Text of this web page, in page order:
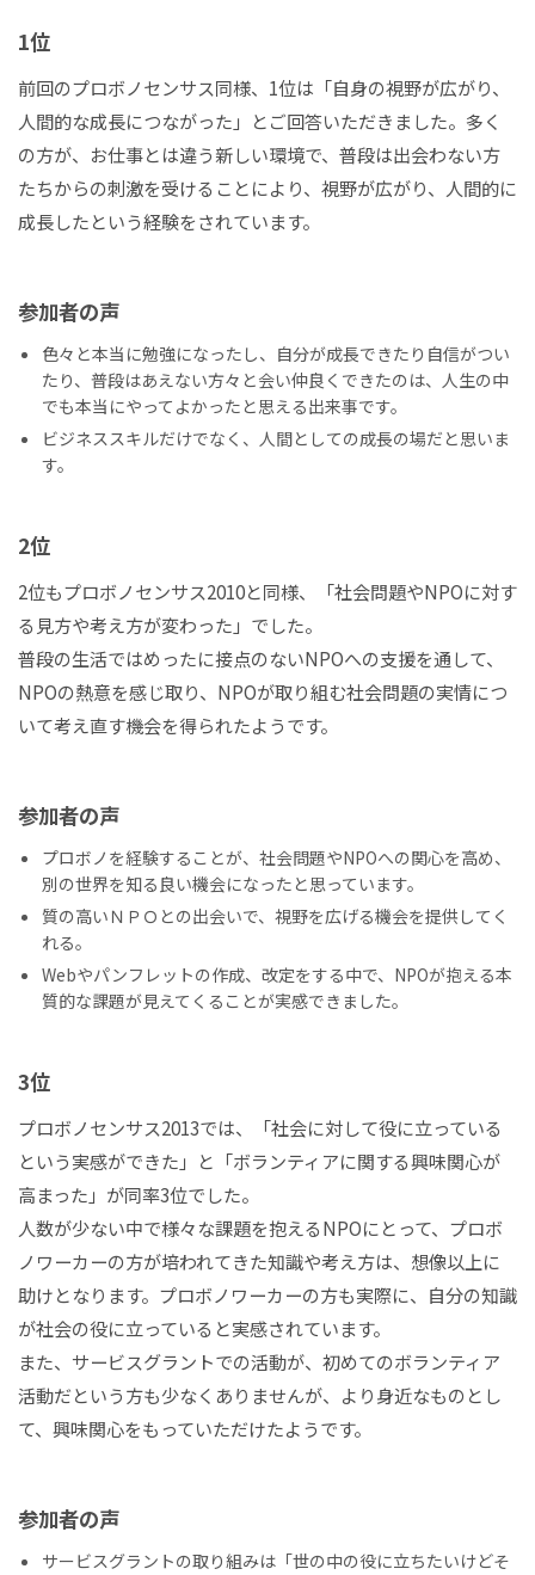
1位
前回のプロボノセンサス同様、1位は「自身の視野が広がり、
人間的な成長につながった」とご回答いただきました。多く
の方が、お仕事とは違う新しい環境で、普段は出会わない方
たちからの刺激を受けることにより、視野が広がり、人間的に
成長したという経験をされています。
参加者の声
色々と本当に勉強になったし、自分が成長できたり自信がつい
たり、普段はあえない方々と会い仲良くできたのは、人生の中
でも本当にやってよかったと思える出来事です。
ビジネススキルだけでなく、人間としての成長の場だと思いま
す。
2位
2位もプロボノセンサス2010と同様、「社会問題やNPOに対す
る見方や考え方が変わった」でした。
普段の生活ではめったに接点のないNPOへの支援を通して、
NPOの熱意を感じ取り、NPOが取り組む社会問題の実情につ
いて考え直す機会を得られたようです。
参加者の声
プロボノを経験することが、社会問題やNPOへの関心を高め、
別の世界を知る良い機会になったと思っています。
質の高いＮＰＯとの出会いで、視野を広げる機会を提供してく
れる。
Webやパンフレットの作成、改定をする中で、NPOが抱える本
質的な課題が見えてくることが実感できました。
3位
プロボノセンサス2013では、「社会に対して役に立っている
という実感ができた」と「ボランティアに関する興味関心が
高まった」が同率3位でした。
人数が少ない中で様々な課題を抱えるNPOにとって、プロボ
ノワーカーの方が培われてきた知識や考え方は、想像以上に
助けとなります。プロボノワーカーの方も実際に、自分の知識
が社会の役に立っていると実感されています。
また、サービスグラントでの活動が、初めてのボランティア
活動だという方も少なくありませんが、より身近なものとし
て、興味関心をもっていただけたようです。
参加者の声
サービスグラントの取り組みは「世の中の役に立ちたいけどそ